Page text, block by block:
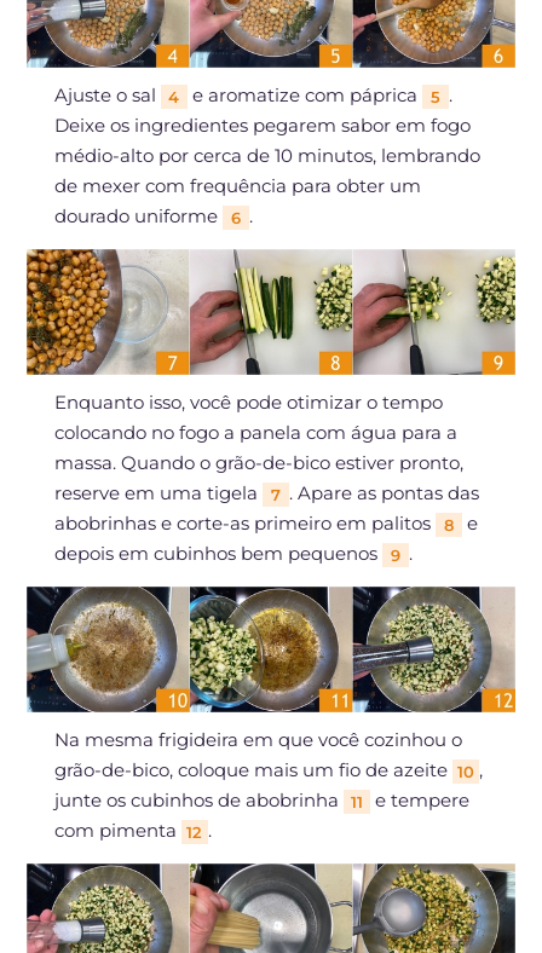
Ajuste o sal 4 e aromatize com páprica 5 .
Deixe os ingredientes pegarem sabor em fogo
médio-alto por cerca de 10 minutos, lembrando
de mexer com frequência para obter um
dourado uniforme
6 .
Enquanto isso, você pode otimizar o tempo
colocando no fogo a panela com água para a
massa. Quando o grão-de-bico estiver pronto,
reserve em uma tigela
7 . Apare as pontas das
abobrinhas e corte-as primeiro em palitos
8
e
depois em cubinhos bem pequenos
9 .
Na mesma frigideira em que você cozinhou o
grão-de-bico, coloque mais um fio de azeite 10 ,
junte os cubinhos de abobrinha
11
e tempere
com pimenta 12 .